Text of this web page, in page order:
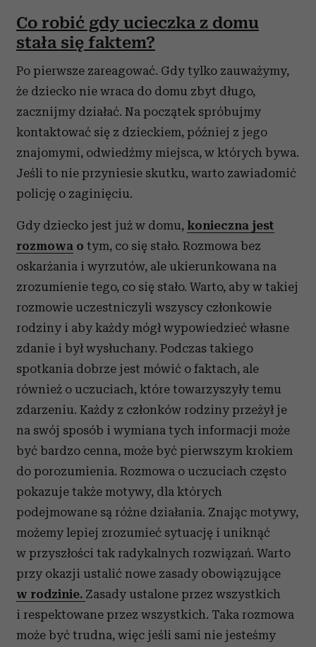
Co robić gdy ucieczka z domu
stała się faktem?
Po pierwsze zareagować. Gdy tylko zauważymy,
że dziecko nie wraca do domu zbyt długo,
zacznijmy działać. Na początek spróbujmy
kontaktować się z dzieckiem, później z jego
znajomymi, odwiedźmy miejsca, w których bywa.
Jeśli to nie przyniesie skutku, warto zawiadomić
policję o zaginięciu.
Gdy dziecko jest już w domu, konieczna jest
rozmowa o tym, co się stało. Rozmowa bez
oskarżania i wyrzutów, ale ukierunkowana na
zrozumienie tego, co się stało. Warto, aby w takiej
rozmowie uczestniczyli wszyscy członkowie
rodziny i aby każdy mógł wypowiedzieć własne
zdanie i był wysłuchany. Podczas takiego
spotkania dobrze jest mówić o faktach, ale
również o uczuciach, które towarzyszyły temu
zdarzeniu. Każdy z członków rodziny przeżył je
na swój sposób i wymiana tych informacji może
być bardzo cenna, może być pierwszym krokiem
do porozumienia. Rozmowa o uczuciach często
pokazuje także motywy, dla których
podejmowane są różne działania. Znając motywy,
możemy lepiej zrozumieć sytuację i uniknąć
w przyszłości tak radykalnych rozwiązań. Warto
przy okazji ustalić nowe zasady obowiązujące
w rodzinie. Zasady ustalone przez wszystkich
i respektowane przez wszystkich. Taka rozmowa
może być trudna, więc jeśli sami nie jesteśmy